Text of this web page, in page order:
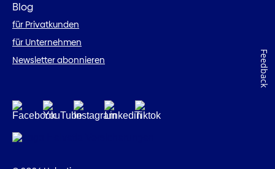
Blog
für Privatkunden
für Unternehmen
Newsletter abonnieren
Feedback